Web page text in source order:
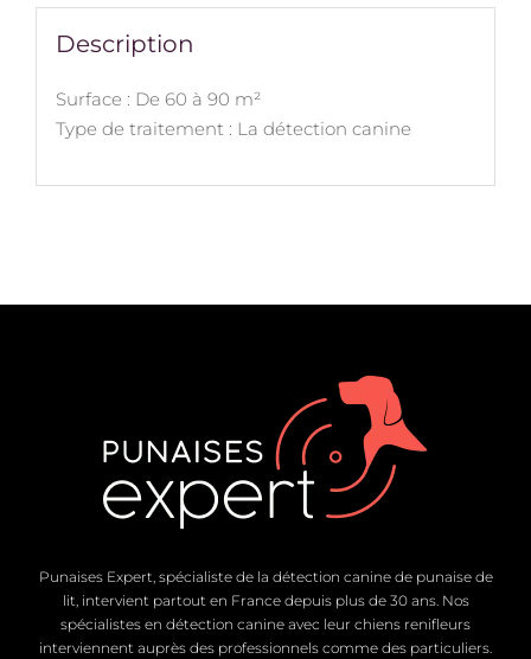
Description
Surface : De 60 à 90 m²
Type de traitement : La détection canine
Punaises Expert, spécialiste de la détection canine de punaise de
lit, intervient partout en France depuis plus de 30 ans. Nos
spécialistes en détection canine avec leur chiens renifleurs
interviennent auprès des professionnels comme des particuliers.